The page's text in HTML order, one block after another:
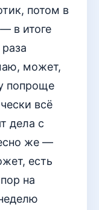
потом в
в итоге
может,
попроще
всё
дела с
же —
есть
на